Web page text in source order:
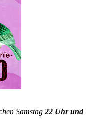
Samstag 22 Uhr und